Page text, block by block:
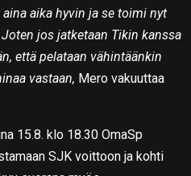
aika hyvin ja se toimi nyt
jos jatketaan Tikin kanssa
että pelataan vähintäänkin
vastaan, Mero vakuuttaa
15.8. klo 18.30 OmaSp
SJK voittoon ja kohti